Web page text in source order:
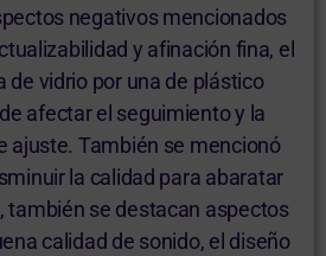
negativos mencionados
y afinación fina, el
de vidrio por una de plástico
afectar el seguimiento y la
ajuste. También se mencionó
la calidad para abaratar
también se destacan aspectos
calidad de sonido, el diseño